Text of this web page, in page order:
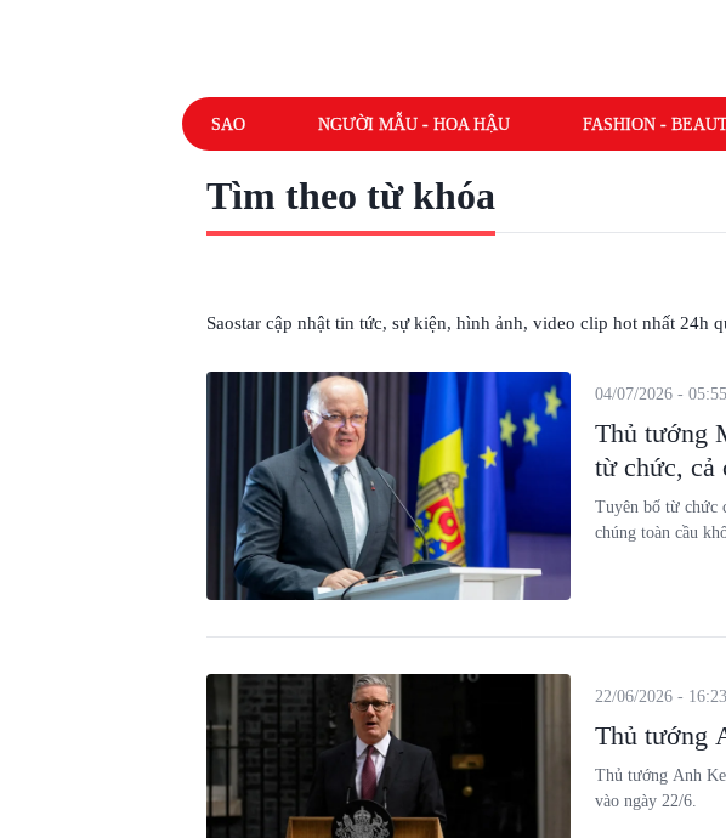
SAO NGƯỜI MẪU - HOA HẬU FASHION -
Tìm theo từ khóa
Saostar cập nhật tin tức, sự kiện, hình ảnh, video clip hot nhất 24h
Thủ tướng
từ chức, cả
04/07/2026 - 05:55
Tuyên bố từ chức
chúng toàn cầu
Thủ tướng
22/06/2026 - 16:23
Thủ tướng Anh
vào ngày 22/6.